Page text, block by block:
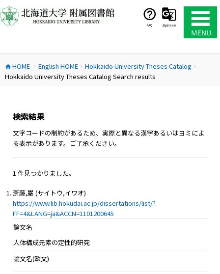
ン
テ
ス
キ
FAQ Japanese
home HOME chevron_right English HOMEchevron_right Hokkaido University Theses Catalog chevron_right
Hokkaido University Theses Catalog Search results
検索結果
文字コードの制約があるため、実際と異なる漢字あるいはヨミによ
る表示があります。ご了承ください。
1 件見つかりました。
斎藤,巌 (サイトウ,イワオ)
https://www.lib.hokudai.ac.jp/dissertations/list/?
FF=4&LANG=ja&ACCN=1101200645
論文名
人体構成元素の定性的研究
論文名(欧文)